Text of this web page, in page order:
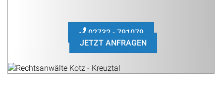
02732 - 791079
JETZT ANFRAGEN